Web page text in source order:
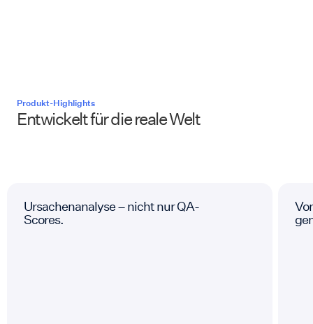
Produkt-Highlights
Entwickelt für die reale Welt
Ursachenanalyse – nicht nur QA-
Scores.